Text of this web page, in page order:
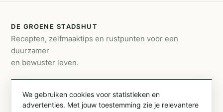
DE GROENE STADSHUT
Recepten, zelfmaaktips en rustpunten voor een
duurzamer
en bewuster leven.
info@degroenestadshut.be
We gebruiken cookies voor statistieken en
advertenties. Met jouw toestemming zie je relevantere